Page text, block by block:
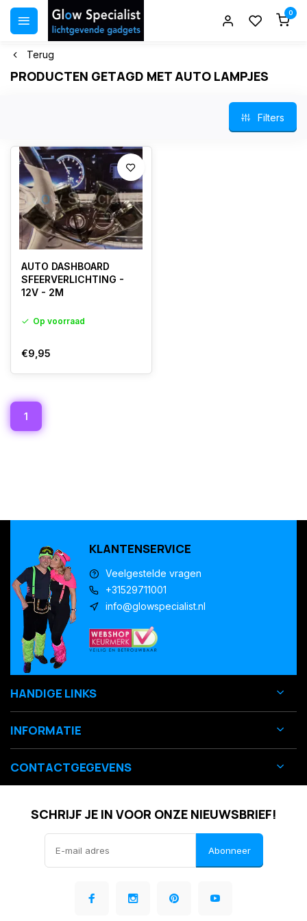
0
Terug
PRODUCTEN GETAGD MET AUTO LAMPJES
Filters
AUTO DASHBOARD
SFEERVERLICHTING -
12V - 2M
Op voorraad
€9,95
1
KLANTENSERVICE
Veelgestelde vragen
+31529711001
info@glowspecialist.nl
HANDIGE LINKS
INFORMATIE
CONTACTGEGEVENS
SCHRIJF JE IN VOOR ONZE NIEUWSBRIEF!
Abonneer